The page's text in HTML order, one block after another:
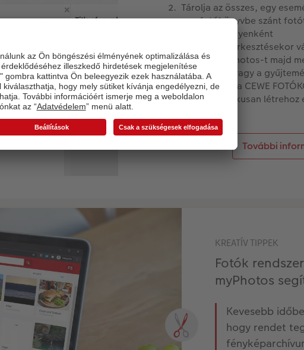
Tárolja az összes, egy
egy fotókönyvbe szánt
vagy eseményenként
A termék szerkesztésekor
a CEWE myPhotos-t majd
eseményeit vagy a
Tipp: Használja a CEWE
amely automatikusan létrehoz
További
KREATÍV TIPPEK
Fotók
myPhotos
Kevesebb
hogy rendet